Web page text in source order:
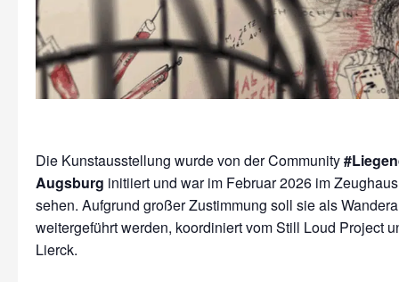
Die Kunstausstellung wurde von der Community
Augsburg initiiert und war im Februar 2026 im
sehen. Aufgrund großer Zustimmung soll sie als
weitergeführt werden, koordiniert vom Still Loud Project
Lierck.